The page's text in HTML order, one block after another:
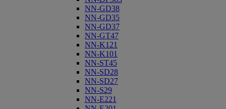
NN-GD38
NN-GD35
NN-GD37
NN-GT47
NN-K121
NN-K101
NN-ST45
NN-SD28
NN-SD27
NN-S29
NN-E221